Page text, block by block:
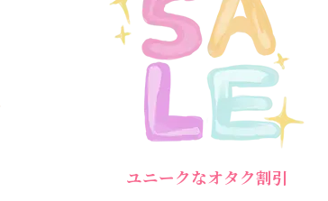
ユニークなオタク割引